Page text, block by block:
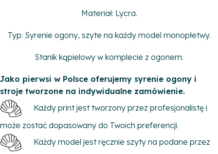
Materiał: Lycra.
Typ: Syrenie ogony, szyte na każdy model monopłetwy.
Stanik kąpielowy w komplecie z ogonem.
Jako pierwsi w Polsce oferujemy syrenie ogony i
stroje tworzone na indywidualne zamówienie.
Każdy print jest tworzony przez profesjonalistę i
może zostać dopasowany do Twoich preferencji.
Każdy model jest ręcznie szyty na podane przez